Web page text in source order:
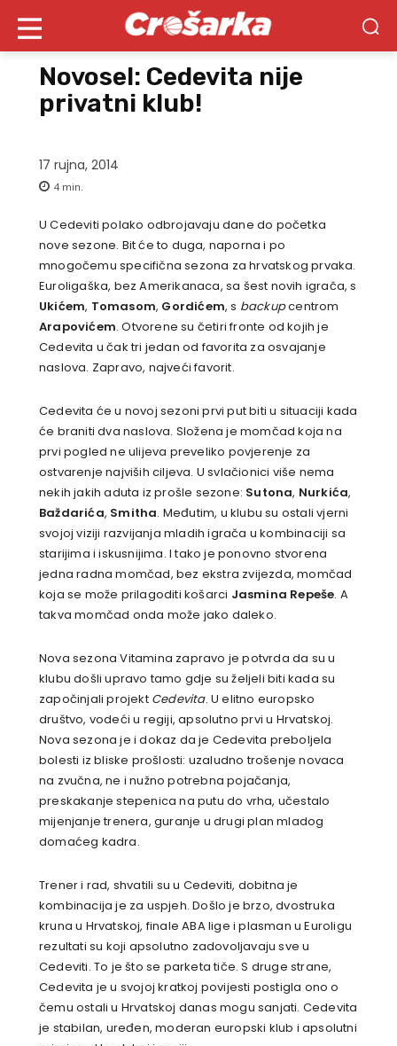
Novosel: Cedevita nije
privatni klub!
17 rujna, 2014
4 min.
U Cedeviti polako odbrojavaju dane do početka
nove sezone. Bit će to duga, naporna i po
mnogočemu specifična sezona za hrvatskog prvaka.
Euroligaška, bez Amerikanaca, sa šest novih igrača, s
Ukićem, Tomasom, Gordićem, s backupcentrom
Arapovićem. Otvorene su četiri fronte od kojih je
Cedevita u čak tri jedan od favorita za osvajanje
naslova. Zapravo, najveći favorit.
Cedevita će u novoj sezoni prvi put biti u situaciji kada
će braniti dva naslova. Složena je momčad koja na
prvi pogled ne ulijeva preveliko povjerenje za
ostvarenje najviših ciljeva. U svlačionici više nema
nekih jakih aduta iz prošle sezone: Sutona, Nurkića,
Baždarića, Smitha. Međutim, u klubu su ostali vjerni
svojoj viziji razvijanja mladih igrača u kombinaciji sa
starijima i iskusnijima. I tako je ponovno stvorena
jedna radna momčad, bez ekstra zvijezda, momčad
koja se može prilagoditi košarci Jasmina Repeše. A
takva momčad onda može jako daleko.
Nova sezona Vitamina zapravo je potvrda da su u
klubu došli upravo tamo gdje su željeli biti kada su
započinjali projekt Cedevita. U elitno europsko
društvo, vodeći u regiji, apsolutno prvi u Hrvatskoj.
Nova sezona je i dokaz da je Cedevita preboljela
bolesti iz bliske prošlosti: uzaludno trošenje novaca
na zvučna, ne i nužno potrebna pojačanja,
preskakanje stepenica na putu do vrha, učestalo
mijenjanje trenera, guranje u drugi plan mladog
domaćeg kadra.
Trener i rad, shvatili su u Cedeviti, dobitna je
kombinacija je za uspjeh. Došlo je brzo, dvostruka
kruna u Hrvatskoj, finale ABA lige i plasman u Euroligu
rezultati su koji apsolutno zadovoljavaju sve u
Cedeviti. To je što se parketa tiče. S druge strane,
Cedevita je u svojoj kratkoj povijesti postigla ono o
čemu ostali u Hrvatskoj danas mogu sanjati. Cedevita
je stabilan, uređen, moderan europski klub i apsolutni